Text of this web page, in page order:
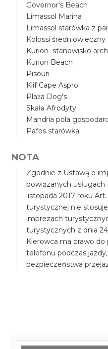
Governor's Beach
Limassol Marina
Limassol starówka z
Kolossi
Kurion stanowisko
Kurion Beach
Pisouri
Klif Cape Aspro
Plaża Dog's
Skała Afrodyty
Mandria pola
Pafos starówka
NOTA
Zgodnie z Ustawą o
powiązanych
listopada 2017 roku
turystycznej nie
imprezach
turystycznych z dnia
Kierowca ma prawo
telefonu podczas
bezpieczeństwa